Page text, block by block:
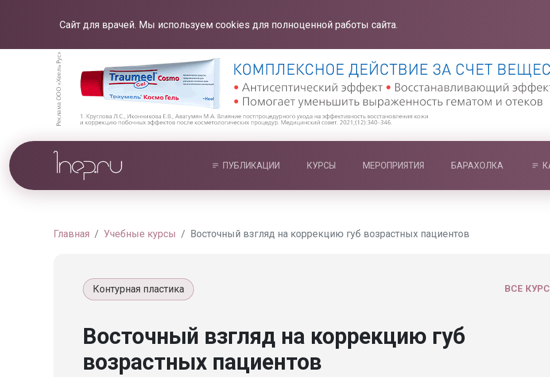
Сайт для врачей. Мы используем cookies для полноценной работы сайта.
ПУБЛИКАЦИИ КУРСЫ МЕРОПРИЯТИЯ БАРАХОЛКА
Главная Учебные курсы Восточный взгляд на коррекцию губ возрастных пациентов
ВСЕ
Контурная пластика
Восточный взгляд на коррекцию губ
возрастных пациентов